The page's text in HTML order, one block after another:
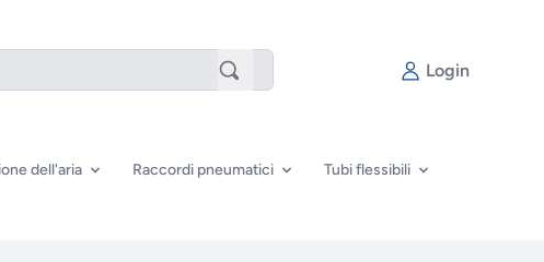
Login
dell'aria Raccordi pneumatici Tubi flessibili